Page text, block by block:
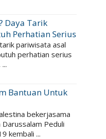
Daya Tarik
Perhatian Serius
pariwisata asal
perhatian serius
Bantuan Untuk
bekerjasama
Peduli
kembali ...